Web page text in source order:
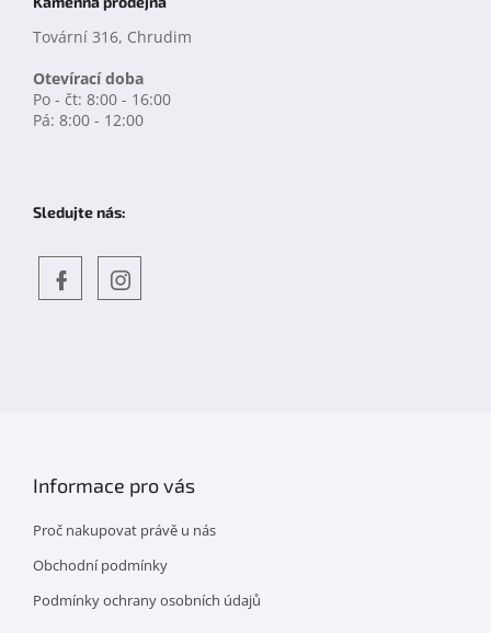
Tovární 316, Chrudim
Otevírací doba
Po - čt: 8:00 - 16:00
Pá: 8:00 - 12:00
Sledujte nás:
Informace pro vás
Proč nakupovat právě u nás
Obchodní podmínky
Podmínky ochrany osobních údajů